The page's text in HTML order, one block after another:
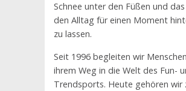
Schnee unter den Füßen und
den Alltag für einen Moment
zu lassen.
Seit 1996 begleiten wir
ihrem Weg in die Welt des Fun-
Trendsports. Heute gehören wir